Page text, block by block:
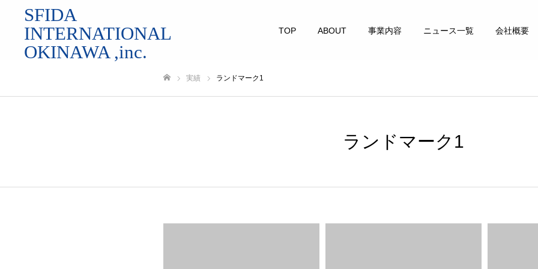
SFIDA
INTERNATIONAL
OKINAWA ,inc.
TOP ABOUT 事業内容 ニュース一覧 会社概要
実績 ランドマーク1
ランドマーク1